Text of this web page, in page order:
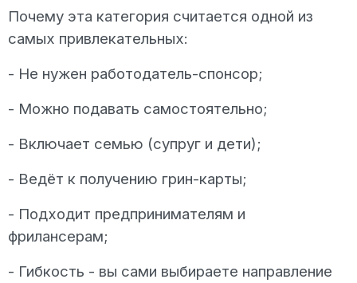
Почему эта категория считается одной из
самых привлекательных:
- Не нужен работодатель-спонсор;
- Можно подавать самостоятельно;
- Включает семью (супруг и дети);
- Ведёт к получению грин-карты;
- Подходит предпринимателям и
фрилансерам;
- Гибкость - вы сами выбираете направление